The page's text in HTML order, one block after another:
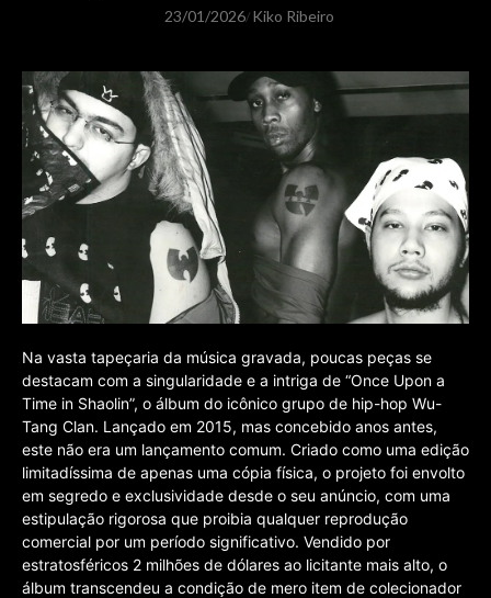
23/01/2026/ Kiko Ribeiro
Na vasta tapeçaria da música gravada, poucas peças se
destacam com a singularidade e a intriga de “Once Upon a
Time in Shaolin”, o álbum do icônico grupo de hip-hop Wu-
Tang Clan. Lançado em 2015, mas concebido anos antes,
este não era um lançamento comum. Criado como uma edição
limitadíssima de apenas uma cópia física, o projeto foi envolto
em segredo e exclusividade desde o seu anúncio, com uma
estipulação rigorosa que proibia qualquer reprodução
comercial por um período significativo. Vendido por
estratosféricos 2 milhões de dólares ao licitante mais alto, o
álbum transcendeu a condição de mero item de colecionador